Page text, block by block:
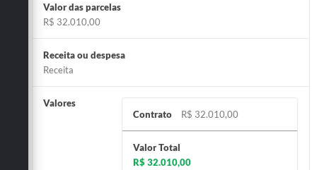
Valor das parcelas
R$ 32.010,00
Receita ou despesa
Receita
Valores
Contrato
R$ 32.010,00
Valor Total
R$ 32.010,00